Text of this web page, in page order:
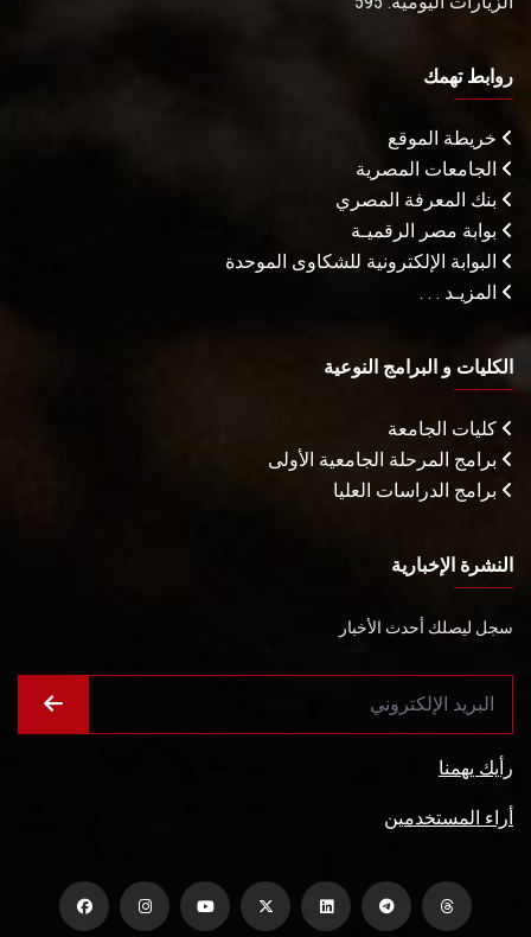
روابط تهمك
خريطة الموقع
الجامعات المصرية
بنك المعرفة المصري
بوابة مصر الرقميـة
البوابة الإلكترونية للشكاوى الموحدة
المزيـد . . .
الكليات و البرامج النوعية
كليات الجامعة
برامج المرحلة الجامعية الأولى
برامج الدراسات العليا
النشرة الإخبارية
سجل ليصلك أحدث الأخبار
رأيك يهمنا
أراء المستخدمين